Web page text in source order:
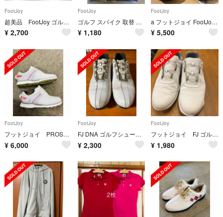
FootJoy
超美品 FootJoy ゴルフシューズ 24時間以内の宅急便発送致します
¥ 2,700
FootJoy
ゴルフ スパイク 取替 鋲 18個入り PIVIX Fast twist 3.0
¥ 1,180
FootJoy
a フットジョイ FootJoy ゴルフシューズ 詰め合わせ 7 1/2
¥ 5,500
FootJoy
フットジョイ PROSL BOA
¥ 6,000
FootJoy
FJ DNA ゴルフシューズ
¥ 2,300
FootJoy
フットジョイ FJ ゴルフシューズ 白
¥ 1,980